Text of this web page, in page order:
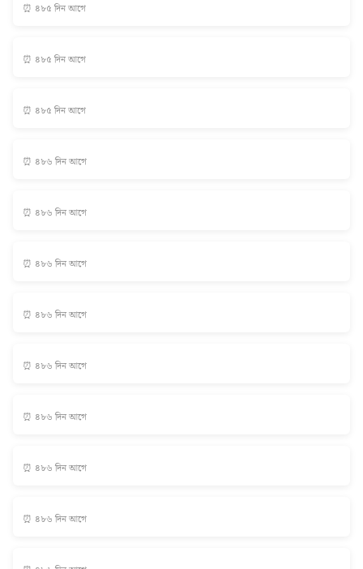
⏰ ৪৮৫ দিন আগে
⏰ ৪৮৫ দিন আগে
⏰ ৪৮৫ দিন আগে
⏰ ৪৮৬ দিন আগে
⏰ ৪৮৬ দিন আগে
⏰ ৪৮৬ দিন আগে
⏰ ৪৮৬ দিন আগে
⏰ ৪৮৬ দিন আগে
⏰ ৪৮৬ দিন আগে
⏰ ৪৮৬ দিন আগে
⏰ ৪৮৬ দিন আগে